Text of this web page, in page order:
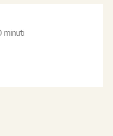
minuti